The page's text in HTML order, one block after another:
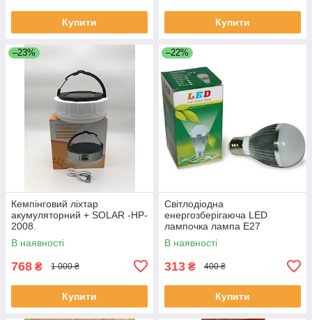
Купити Купити
–23%
Кемпінговий ліхтар
акумуляторний + SOLAR -HP-
2008.
В наявності
768 ₴ 1 000 ₴
Купити
–22%
Світлодіодна
енергозберігаюча LED
лампочка лампа E27
5Вт/220В -ELM-27.
В наявності
313 ₴ 400 ₴
Купити